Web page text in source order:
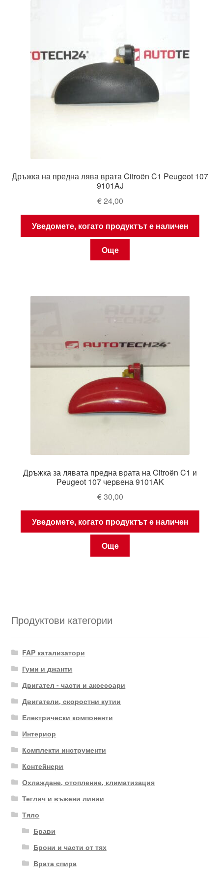
Дръжка на предна лява врата Citroën C1 Peugeot 107
9101AJ
€24,00
Уведомете, когато продуктът е наличен
Още
Дръжка за лявата предна врата на Citroën C1 и
Peugeot 107 червена 9101AK
€30,00
Уведомете, когато продуктът е наличен
Още
Продуктови категории
FAP катализатори
Гуми и джанти
Двигател - части и аксесоари
Двигатели, скоростни кутии
Електрически компоненти
Интериор
Комплекти инструменти
Контейнери
Охлаждане, отопление, климатизация
Теглич и въжени линии
Тяло
Брави
Брони и части от тях
Врата спира